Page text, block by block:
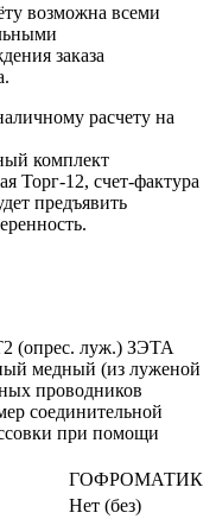
возможна всеми
заказа
расчету на
комплект
Торг-12, счет-фактура
предъявить
(опрес. луж.) ЗЭТА
медный (из луженой
проводников
соединительной
при помощи
ГОФРОМАТИК
Нет (без)